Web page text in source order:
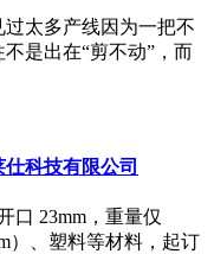
太多产线因为一把不
是出在“剪不动”，而
科技有限公司
口 23mm，重量仅
）、塑料等材料，起订